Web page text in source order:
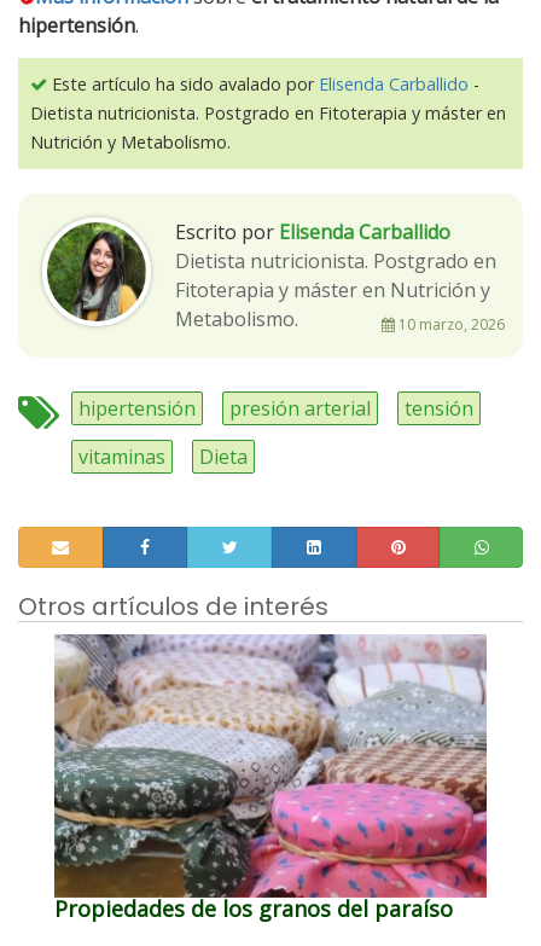
hipertensión.
Este artículo ha sido avalado por Elisenda Carballido -
Dietista nutricionista. Postgrado en Fitoterapia y máster en
Nutrición y Metabolismo.
Escrito por Elisenda Carballido
Dietista nutricionista. Postgrado en
Fitoterapia y máster en Nutrición y
Metabolismo.
10 marzo, 2026
hipertensión presión arterial
tensión
vitaminas
Dieta
Otros artículos de interés
Propiedades de los granos del paraíso